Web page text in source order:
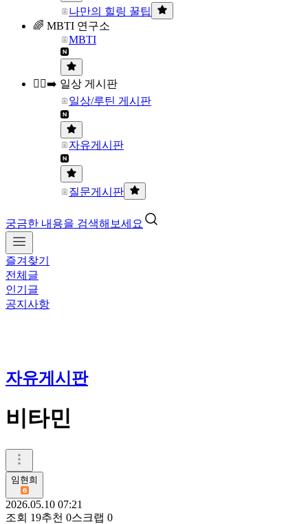
나만의 힐링 꿀팁
🌈 MBTI 연구소
MBTI
🏃‍♀️‍➡️ 일상 게시판
일상/루틴 게시판
자유게시판
질문게시판
궁금한 내용을 검색해보세요
즐겨찾기
전체글
인기글
공지사항
자유게시판
비타민
임현희
2026.05.10 07:21
조회 19추천 0스크랩 0